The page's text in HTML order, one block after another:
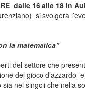
dalle 16 alle 18 in
si svolgerà
la matematica"
del settore che
del gioco d’azzardo
nei singoli che nella